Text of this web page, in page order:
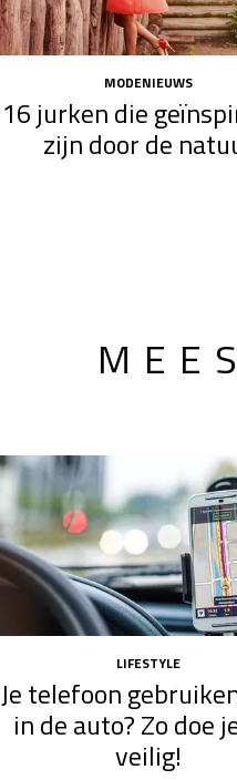
MODENIEUWS
16 jurken die
zijn door de
LIFESTYLE
Je telefoon
in de auto? Zo doe
veilig!